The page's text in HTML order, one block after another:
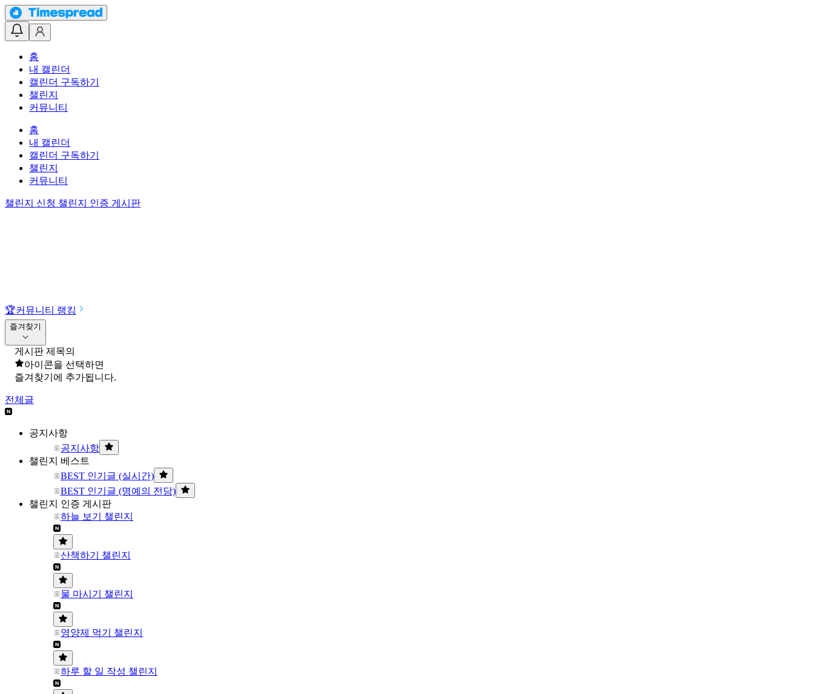
홈
내 캘린더
캘린더 구독하기
챌린지
커뮤니티
홈
내 캘린더
캘린더 구독하기
챌린지
커뮤니티
챌린지 신청 챌린지 인증 게시판
🏆커뮤니티 랭킹
즐겨찾기
게시판 제목의
아이콘을 선택하면
즐겨찾기에 추가됩니다.
전체글
공지사항
공지사항
챌린지 베스트
BEST 인기글 (실시간)
BEST 인기글 (명예의 전당)
챌린지 인증 게시판
하늘 보기 챌린지
산책하기 챌린지
물 마시기 챌린지
영양제 먹기 챌린지
하루 할 일 작성 챌린지